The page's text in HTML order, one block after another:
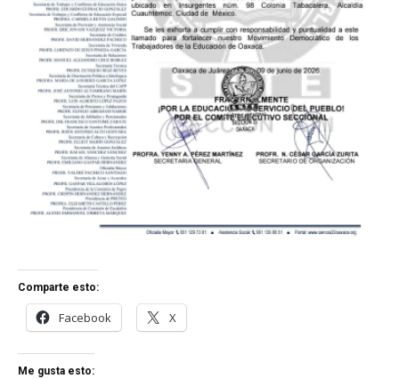
Comparte esto:
Facebook X
Me gusta esto: